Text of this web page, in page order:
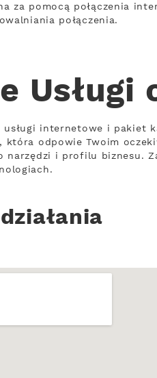
za pomocą połączenia
połączenia.
Usługi
internetowe i pakiet
odpowie Twoim
i profilu biznesu.